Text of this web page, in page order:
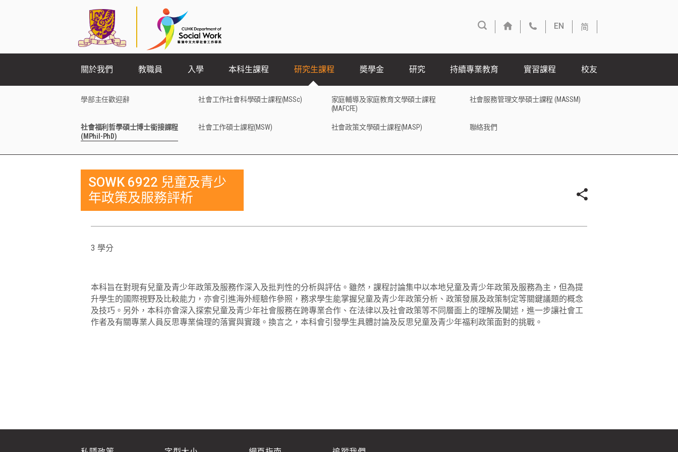
EN 简
關於我們 教職員 入學 本科生課程 研究生課程
學部主任歡迎辭
社會福利哲學碩士博士銜接課程
(MPhil-PhD)
社會工作社會科學碩士課程(MSSc)
社會工作碩士課程(MSW)
家庭輔導及家庭教育文學碩士課程
(MAFCFE)
社會政策文學碩士課程(MASP)
社會服務管理文學碩士課程 (MASSM)
聯絡我們
奬學金 研究 持續專業教育 實習課程 校友
SOWK 6922 兒童及青少
年政策及服務評析
3 學分
本科旨在對現有兒童及青少年政策及服務作深入及批判性的分析與評估。雖然，課程討論集中以本地兒童及青少年政策及服務為主，但為提
升學生的國際視野及比較能力，亦會引進海外經驗作參照，務求學生能掌握兒童及青少年政策分析、政策發展及政策制定等關鍵議題的概念
及技巧。另外，本科亦會深入探索兒童及青少年社會服務在跨專業合作、在法律以及社會政策等不同層面上的理解及闡述，進一步讓社會工
作者及有關專業人員反思專業倫理的落實與實踐。換言之，本科會引發學生具體討論及反思兒童及青少年福利政策面對的挑戰。